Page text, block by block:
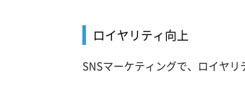
ロイヤリティ向上
SNSマーケティングで、ロイヤリ